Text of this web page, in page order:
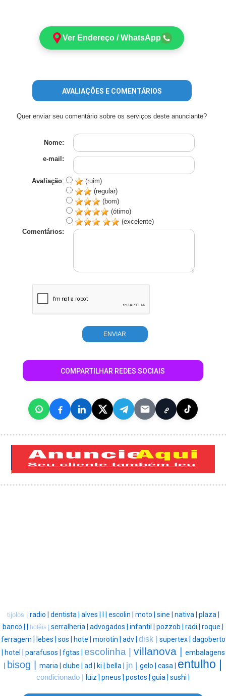
Ver Endereço / WhatsApp
AVALIAÇÕES E COMENTÁRIOS
Quer enviar seu comentário sobre os serviços deste anunciante?
Nome:
e-mail:
Avaliação:
(ruim)
(regular)
(bom)
(ótimo)
(excelente)
Comentários:
COMPARTILHAR REDES SOCIAIS
tijolos | radio | dentista | alves | escolin | moto | sine | nativa | plaza |
banco |
hotéis | serralheria | advogados | infantil | pozzob | radi | roque |
ferragem |
lebes | sos | hote | morotin | adv | disk | supertex | dagoberto
hotel | parafusos | fgtas | escolinha | villanova | embalagens
bisog | maria | clube | ad | ki | bella | jn | gelo | casa | entulho |
condicionado | luiz | pneus | postos | guia | sushi |